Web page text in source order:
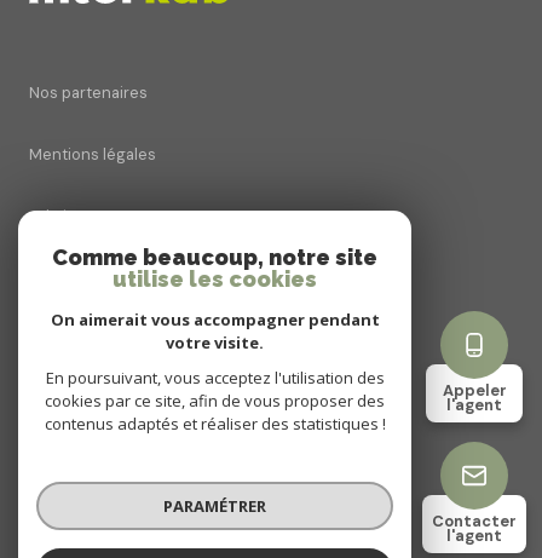
Appeler
l'agent
Contacter
l'agent
Nos partenaires
Mentions légales
Admin
Nos honoraires
Cookies
© 2026 | Tous droits réservés
Comme beaucoup, notre site
utilise les cookies
On aimerait vous accompagner pendant
votre visite.
En poursuivant, vous acceptez l'utilisation des
cookies par ce site, afin de vous proposer des
contenus adaptés et réaliser des statistiques !
PARAMÉTRER